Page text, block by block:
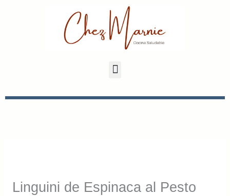
Linguini de Espinaca al Pesto